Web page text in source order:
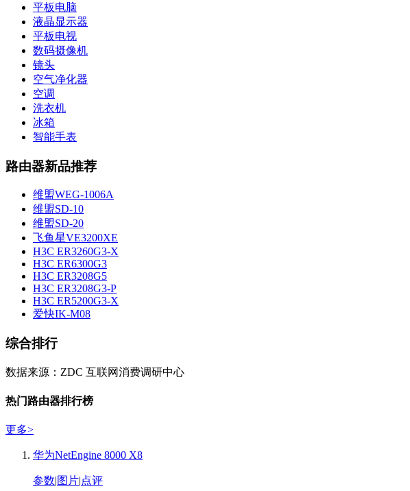
平板电脑
液晶显示器
平板电视
数码摄像机
镜头
空气净化器
空调
洗衣机
冰箱
智能手表
路由器新品推荐
维盟WEG-1006A
维盟SD-10
维盟SD-20
飞鱼星VE3200XE
H3C ER3260G3-X
H3C ER6300G3
H3C ER3208G5
H3C ER3208G3-P
H3C ER5200G3-X
爱快IK-M08
综合排行
数据来源：ZDC 互联网消费调研中心
热门路由器排行榜
更多>
华为NetEngine 8000 X8
参数|图片|点评